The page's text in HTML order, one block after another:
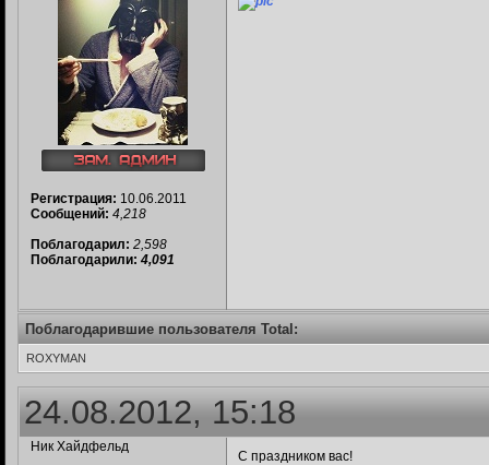
Регистрация: 10.06.2011
Сообщений: 4,218
Поблагодарил: 2,598
Поблагодарили: 4,091
Поблагодарившие пользователя Total:
ROXYMAN
24.08.2012, 15:18
Ник Хайдфельд
С праздником вас!